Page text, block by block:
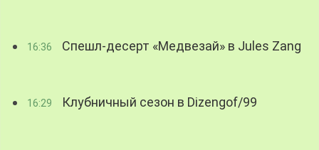
16:36 Спешл-десерт «Медвезай» в Jules Zang
16:29 Клубничный сезон в Dizengof/99